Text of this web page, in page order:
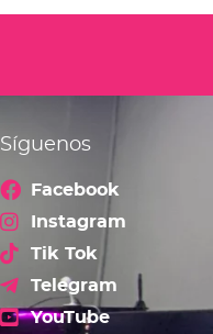
Síguenos
Facebook
Instagram
Tik Tok
Telegram
YouTube